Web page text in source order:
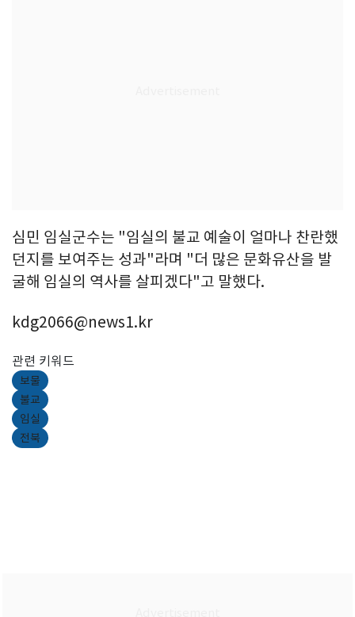
심민 임실군수는 "임실의 불교 예술이 얼마나 찬란했
던지를 보여주는 성과"라며 "더 많은 문화유산을 발
굴해 임실의 역사를 살피겠다"고 말했다.
kdg2066@news1.kr
관련 키워드
보물
불교
임실
전북